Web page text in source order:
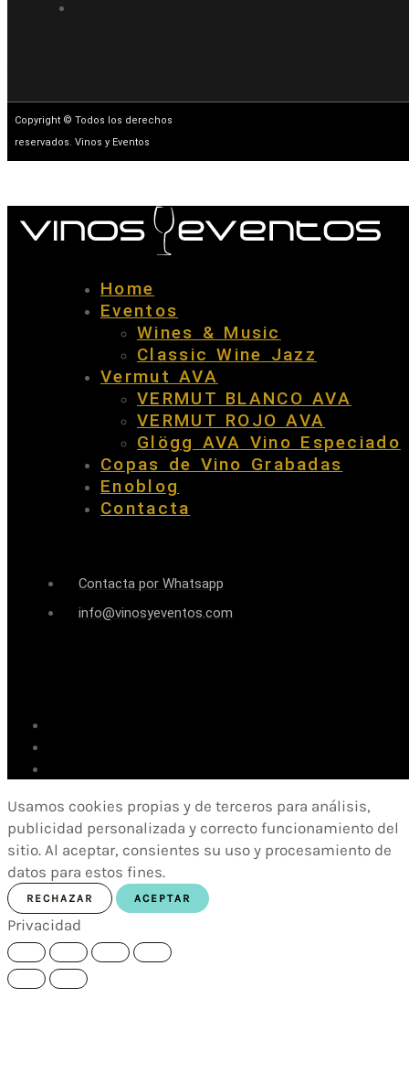
Copyright © Todos los derechos
reservados. Vinos y Eventos
Home
Eventos
Wines & Music
Classic Wine Jazz
Vermut AVA
VERMUT BLANCO AVA
VERMUT ROJO AVA
Glögg AVA Vino Especiado
Copas de Vino Grabadas
Enoblog
Contacta
Contacta por Whatsapp
info@vinosyeventos.com
Usamos cookies propias y de terceros para análisis,
publicidad personalizada y correcto funcionamiento del
sitio. Al aceptar, consientes su uso y procesamiento de
datos para estos fines.
RECHAZAR ACEPTAR
Privacidad